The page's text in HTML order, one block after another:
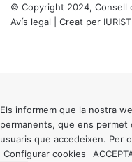
© Copyright 2024, Consell
Avís legal | Creat per
button
Els informem que la nostra
permanents, que ens permet
usuaris que accedeixen. Per
Configurar cookies